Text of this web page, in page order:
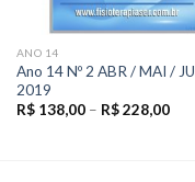
ANO 14
Ano 14 Nº 2 ABR / MAI /
2019
R$138,00– R$228,00